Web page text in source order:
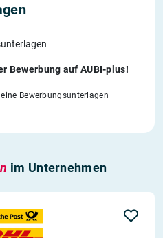
Bewerbung auf AUBI-plus!
Bewerbungsunterlagen
im Unternehmen